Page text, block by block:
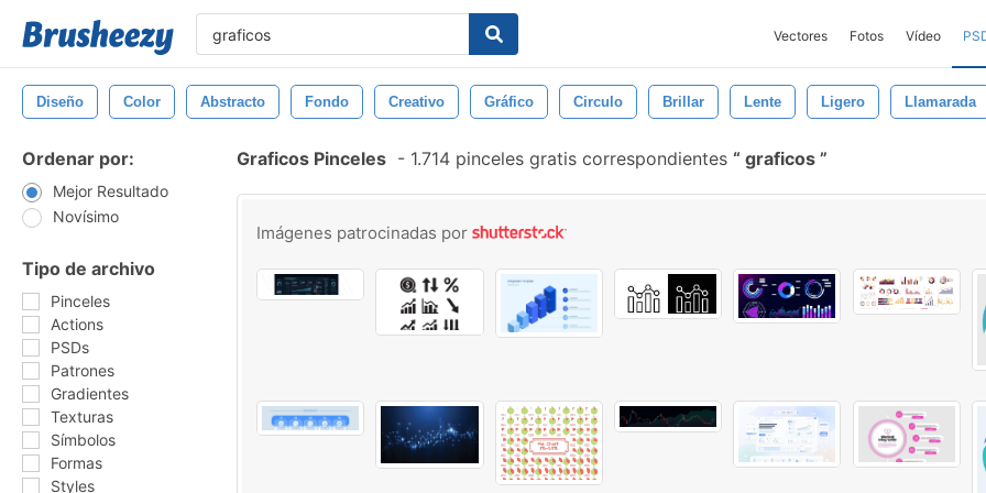
Vectores Fotos Vídeo
Diseño Color Abstracto Fondo Creativo Gráfico Circulo Brillar Lente Ligero Llamarada
Ordenar por:
Mejor Resultado
Novísimo
Tipo de archivo
Pinceles
Actions
PSDs
Patrones
Gradientes
Texturas
Símbolos
Formas
Styles
Graficos Pinceles - 1.714 pinceles gratis correspondientes graficos
Imágenes patrocinadas por